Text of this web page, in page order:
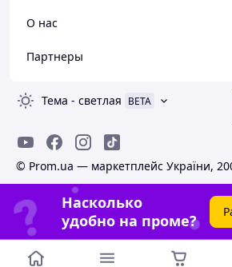
О нас
Партнеры
Тема - светлая BETA
© Prom.ua — маркетплейс України,
Насколько
удобно на проме?